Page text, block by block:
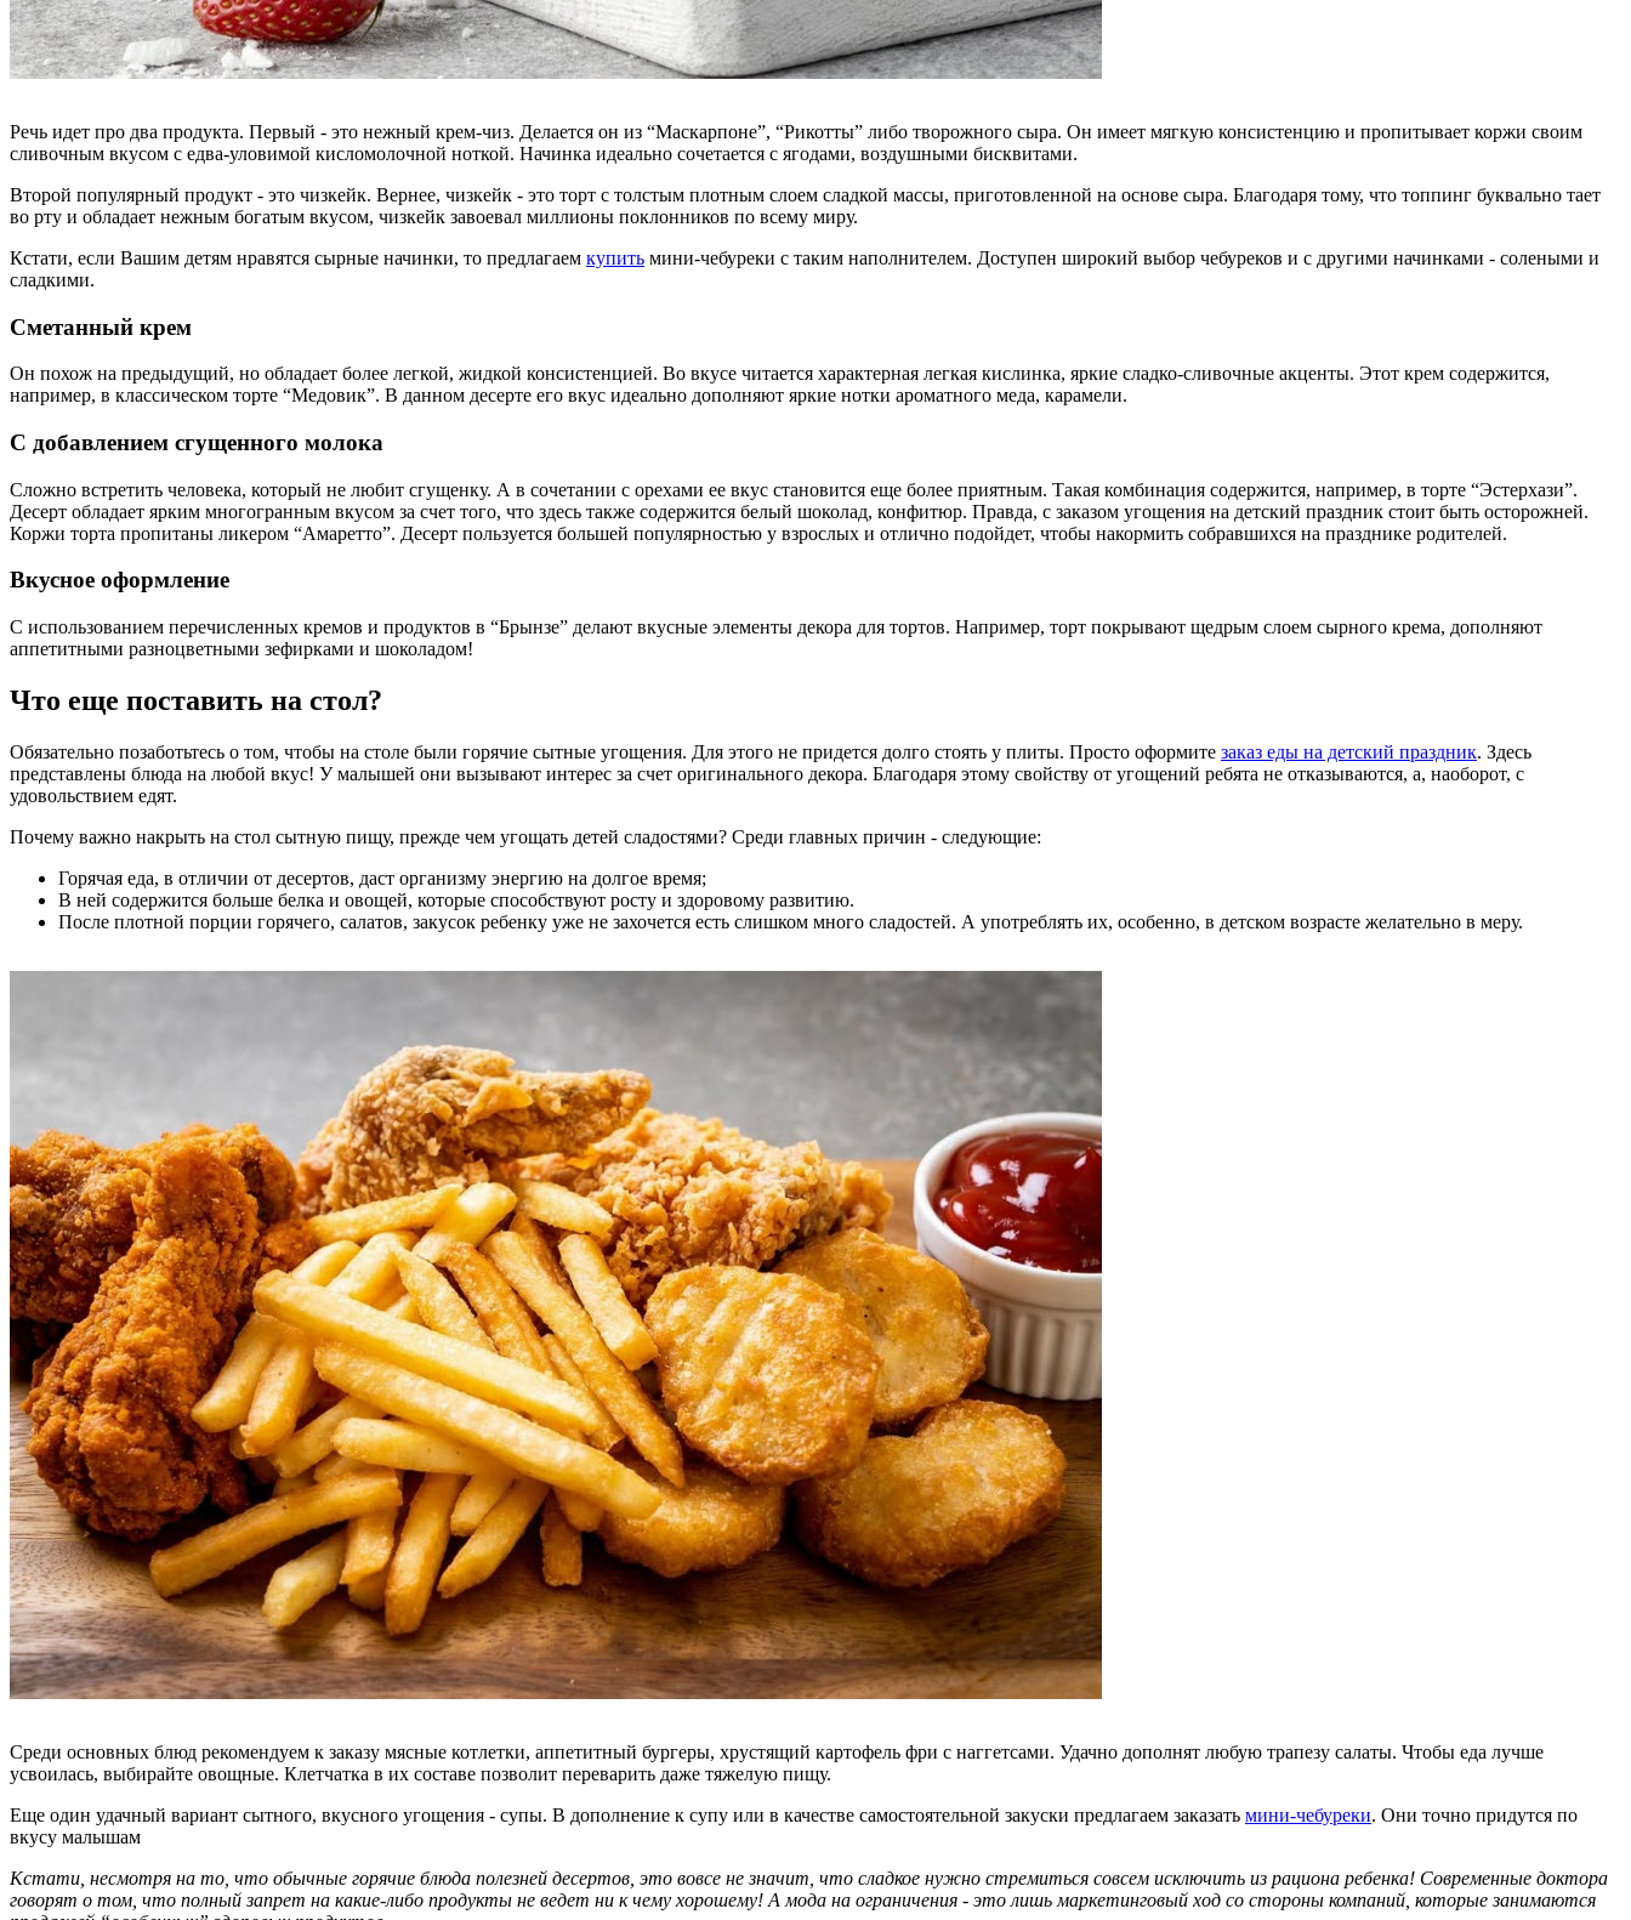
Речь идет про два продукта. Первый - это нежный крем-чиз. Делается он из “Маскарпоне”, “Рикотты” либо творожного сыра. Он имеет мягкую консистенцию и пропитывает коржи своим
сливочным вкусом с едва-уловимой кисломолочной ноткой. Начинка идеально сочетается с ягодами, воздушными бисквитами.
Второй популярный продукт - это чизкейк. Вернее, чизкейк - это торт с толстым плотным слоем сладкой массы, приготовленной на основе сыра. Благодаря тому, что топпинг буквально тает
во рту и обладает нежным богатым вкусом, чизкейк завоевал миллионы поклонников по всему миру.
Кстати, если Вашим детям нравятся сырные начинки, то предлагаем купить мини-чебуреки с таким наполнителем. Доступен широкий выбор чебуреков и с другими начинками - солеными и
сладкими.
Сметанный крем
Он похож на предыдущий, но обладает более легкой, жидкой консистенцией. Во вкусе читается характерная легкая кислинка, яркие сладко-сливочные акценты. Этот крем содержится,
например, в классическом торте “Медовик”. В данном десерте его вкус идеально дополняют яркие нотки ароматного меда, карамели.
С добавлением сгущенного молока
Сложно встретить человека, который не любит сгущенку. А в сочетании с орехами ее вкус становится еще более приятным. Такая комбинация содержится, например, в торте “Эстерхази”.
Десерт обладает ярким многогранным вкусом за счет того, что здесь также содержится белый шоколад, конфитюр. Правда, с заказом угощения на детский праздник стоит быть осторожней.
Коржи торта пропитаны ликером “Амаретто”. Десерт пользуется большей популярностью у взрослых и отлично подойдет, чтобы накормить собравшихся на празднике родителей.
Вкусное оформление
С использованием перечисленных кремов и продуктов в “Брынзе” делают вкусные элементы декора для тортов. Например, торт покрывают щедрым слоем сырного крема, дополняют
аппетитными разноцветными зефирками и шоколадом!
Что еще поставить на стол?
Обязательно позаботьтесь о том, чтобы на столе были горячие сытные угощения. Для этого не придется долго стоять у плиты. Просто оформите заказ еды на детский праздник. Здесь
представлены блюда на любой вкус! У малышей они вызывают интерес за счет оригинального декора. Благодаря этому свойству от угощений ребята не отказываются, а, наоборот, с
удовольствием едят.
Почему важно накрыть на стол сытную пищу, прежде чем угощать детей сладостями? Среди главных причин - следующие:
Горячая еда, в отличии от десертов, даст организму энергию на долгое время;
В ней содержится больше белка и овощей, которые способствуют росту и здоровому развитию.
После плотной порции горячего, салатов, закусок ребенку уже не захочется есть слишком много сладостей. А употреблять их, особенно, в детском возрасте желательно в меру.
Среди основных блюд рекомендуем к заказу мясные котлетки, аппетитный бургеры, хрустящий картофель фри с наггетсами. Удачно дополнят любую трапезу салаты. Чтобы еда лучше
усвоилась, выбирайте овощные. Клетчатка в их составе позволит переварить даже тяжелую пищу.
Еще один удачный вариант сытного, вкусного угощения - супы. В дополнение к супу или в качестве самостоятельной закуски предлагаем заказать мини-чебуреки. Они точно придутся по
вкусу малышам
Кстати, несмотря на то, что обычные горячие блюда полезней десертов, это вовсе не значит, что сладкое нужно стремиться совсем исключить из рациона ребенка! Современные доктора
говорят о том, что полный запрет на какие-либо продукты не ведет ни к чему хорошему! А мода на ограничения - это лишь маркетинговый ход со стороны компаний, которые занимаются